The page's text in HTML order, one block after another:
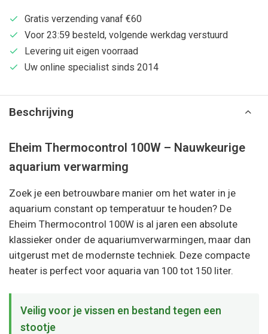
Gratis verzending vanaf €60
Voor 23:59 besteld, volgende werkdag verstuurd
Levering uit eigen voorraad
Uw online specialist sinds 2014
Beschrijving
Eheim Thermocontrol 100W – Nauwkeurige
aquarium verwarming
Zoek je een betrouwbare manier om het water in je
aquarium constant op temperatuur te houden? De
Eheim Thermocontrol 100W is al jaren een absolute
klassieker onder de aquariumverwarmingen, maar dan
uitgerust met de modernste techniek. Deze compacte
heater is perfect voor aquaria van 100 tot 150 liter.
Veilig voor je vissen en bestand tegen een
stootje